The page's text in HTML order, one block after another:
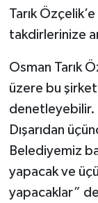
Tarık
takdirlerinize
Osman Tarık
üzere bu
denetleyebilir.
Dışarıdan
Belediyemiz
yapacak ve
yapacaklar”